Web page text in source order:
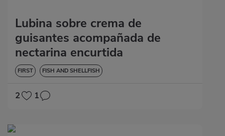
Lubina sobre crema de
guisantes acompañada de
nectarina encurtida
FIRST FISH AND SHELLFISH
2 1